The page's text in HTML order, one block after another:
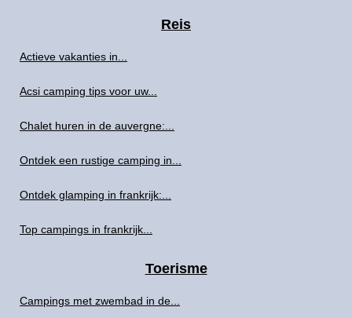
Reis
Actieve vakanties in...
Acsi camping tips voor uw...
Chalet huren in de auvergne:...
Ontdek een rustige camping in...
Ontdek glamping in frankrijk:...
Top campings in frankrijk...
Toerisme
Campings met zwembad in de...